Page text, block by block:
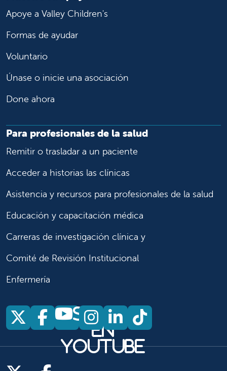
Apoye a Valley Children's
Formas de ayudar
Voluntario
Únase o inicie una asociación
Done ahora
Para profesionales de la salud
Remitir o trasladar a un paciente
Acceder a historias las clínicas
Asistencia y recursos para profesionales de la salud
Educación y capacitación médica
Carreras de investigación clínica y
Comité de Revisión Institucional
Enfermería
Síganos en X
Síganos en Facebook
Síganos
en
YouTube
Síganos en
Síganos en
Síganos